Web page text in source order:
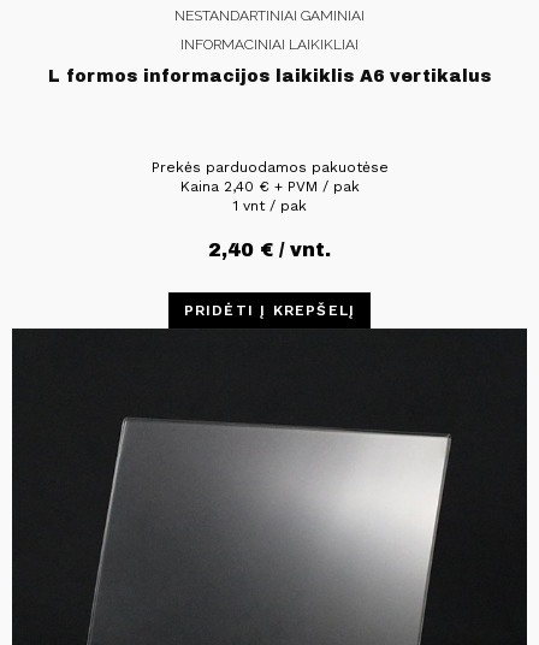
NESTANDARTINIAI GAMINIAI
INFORMACINIAI LAIKIKLIAI
L formos informacijos laikiklis A6 vertikalus
Prekės parduodamos pakuotėse
Kaina 2,40 €+ PVM / pak
1 vnt / pak
2,40 € / vnt.
PRIDĖTI Į KREPŠELĮ